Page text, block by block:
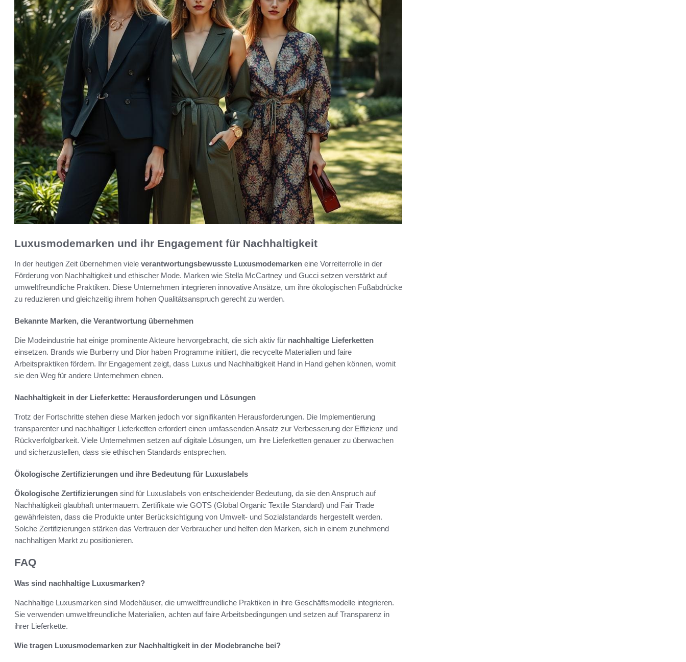
Luxusmodemarken und ihr Engagement für Nachhaltigkeit
In der heutigen Zeit übernehmen viele verantwortungsbewusste Luxusmodemarken eine Vorreiterrolle in der
Förderung von Nachhaltigkeit und ethischer Mode. Marken wie Stella McCartney und Gucci setzen verstärkt auf
umweltfreundliche Praktiken. Diese Unternehmen integrieren innovative Ansätze, um ihre ökologischen Fußabdrücke
zu reduzieren und gleichzeitig ihrem hohen Qualitätsanspruch gerecht zu werden.
Bekannte Marken, die Verantwortung übernehmen
Die Modeindustrie hat einige prominente Akteure hervorgebracht, die sich aktiv für nachhaltige Lieferketten
einsetzen. Brands wie Burberry und Dior haben Programme initiiert, die recycelte Materialien und faire
Arbeitspraktiken fördern. Ihr Engagement zeigt, dass Luxus und Nachhaltigkeit Hand in Hand gehen können, womit
sie den Weg für andere Unternehmen ebnen.
Nachhaltigkeit in der Lieferkette: Herausforderungen und Lösungen
Trotz der Fortschritte stehen diese Marken jedoch vor signifikanten Herausforderungen. Die Implementierung
transparenter und nachhaltiger Lieferketten erfordert einen umfassenden Ansatz zur Verbesserung der Effizienz und
Rückverfolgbarkeit. Viele Unternehmen setzen auf digitale Lösungen, um ihre Lieferketten genauer zu überwachen
und sicherzustellen, dass sie ethischen Standards entsprechen.
Ökologische Zertifizierungen und ihre Bedeutung für Luxuslabels
Ökologische Zertifizierungen sind für Luxuslabels von entscheidender Bedeutung, da sie den Anspruch auf
Nachhaltigkeit glaubhaft untermauern. Zertifikate wie GOTS (Global Organic Textile Standard) und Fair Trade
gewährleisten, dass die Produkte unter Berücksichtigung von Umwelt- und Sozialstandards hergestellt werden.
Solche Zertifizierungen stärken das Vertrauen der Verbraucher und helfen den Marken, sich in einem zunehmend
nachhaltigen Markt zu positionieren.
FAQ
Was sind nachhaltige Luxusmarken?
Nachhaltige Luxusmarken sind Modehäuser, die umweltfreundliche Praktiken in ihre Geschäftsmodelle integrieren.
Sie verwenden umweltfreundliche Materialien, achten auf faire Arbeitsbedingungen und setzen auf Transparenz in
ihrer Lieferkette.
Wie tragen Luxusmodemarken zur Nachhaltigkeit in der Modebranche bei?